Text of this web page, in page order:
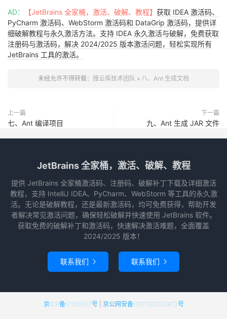
AD： 【JetBrains 全家桶，激活、破解、教程】 获取 IDEA 激活码、
PyCharm 激活码、WebStorm 激活码和 DataGrip 激活码，提供详
细破解教程与永久激活方法。支持 IDEA 永久激活与破解，免费获取
注册码与激活码，解决 2024/2025 版本激活问题，轻松实现所有
JetBrains 工具的激活。
未经允许不得转载： 搜云库技术团队 » 八、Ant 生成文档
上一篇
七、Ant 编译项目
下一篇
九、Ant 生成 JAR 文件
JetBrains 全家桶，激活、破解、教程
提供 JetBrains 全家桶激活码、注册码、破解补丁下载及详细激活
教程，支持 IntelliJ IDEA、PyCharm、WebStorm 等工具的永久激
活。无论是破解教程，还是最新激活码，均可免费获得，帮助开发
者解决常见激活问题，确保轻松破解并快速使用 JetBrains 软件。
获取免费的破解补丁和激活码，快速解决激活难题，全面覆盖
2024/2025 版本！
联系我们  联系我们 
京ICP备17065017号| 京公网安备11011102002472号